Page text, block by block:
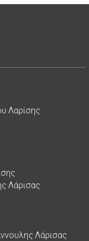
Λαρίσης
Λάρισας
Λάρισας